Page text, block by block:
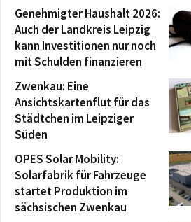
Genehmigter Haushalt 2026:
Auch der Landkreis Leipzig
kann Investitionen nur noch
mit Schulden finanzieren
Zwenkau: Eine
Ansichtskartenflut für das
Städtchen im Leipziger
Süden
OPES Solar Mobility:
Solarfabrik für Fahrzeuge
startet Produktion im
sächsischen Zwenkau